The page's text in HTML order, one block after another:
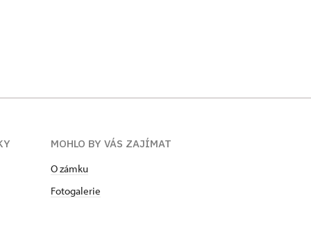
MOHLO BY VÁS ZAJÍMAT
O zámku
Fotogalerie